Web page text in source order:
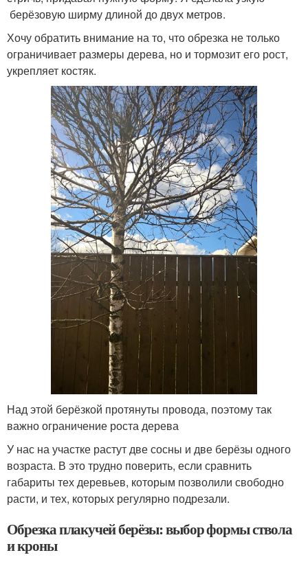
берёзовую ширму длиной до двух метров.
Хочу обратить внимание на то, что обрезка не только
ограничивает размеры дерева, но и тормозит его рост,
укрепляет костяк.
Над этой берёзкой протянуты провода, поэтому так
важно ограничение роста дерева
У нас на участке растут две сосны и две берёзы одного
возраста. В это трудно поверить, если сравнить
габариты тех деревьев, которым позволили свободно
расти, и тех, которых регулярно подрезали.
Обрезка плакучей берёзы: выбор формы ствола
и кроны